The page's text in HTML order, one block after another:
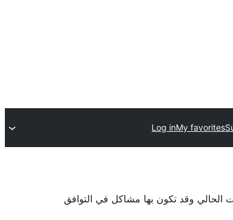
My favorites
Log in
الحالي وقد تكون بها مشاكل في التوافق